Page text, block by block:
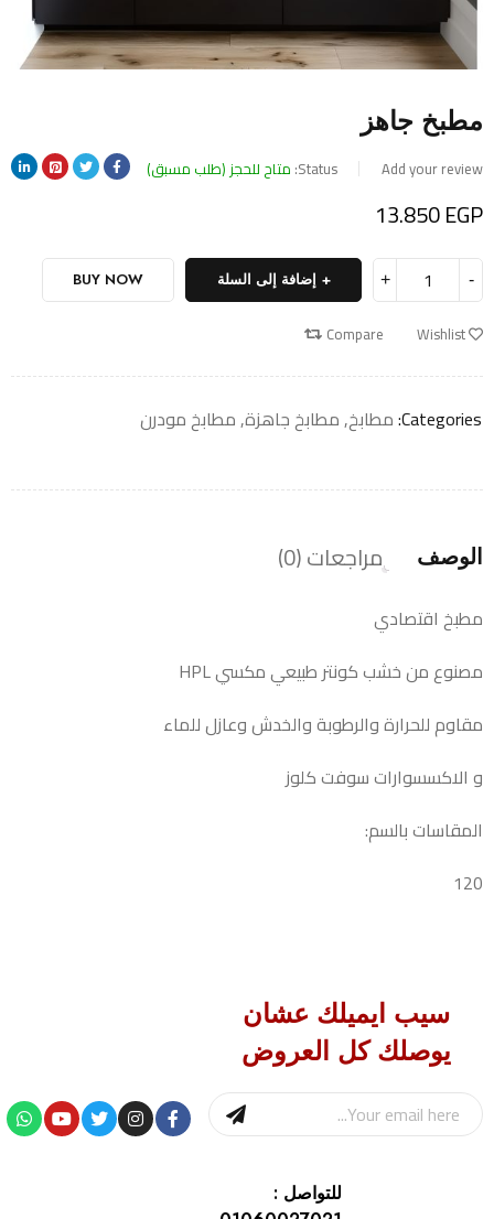
مطبخ جاهز
Add your review
Status: متاح للحجز (طلب مسبق)
13.850EGP
إضافة إلى السلة BUY NOW
Wishlist
Compare
Categories: مطابخ,مطابخ جاهزة,مطابخ مودرن
الوصف مراجعات (0)
مطبخ اقتصادي
مصنوع من خشب كونتر طبيعي مكسي HPL
مقاوم للحرارة والرطوبة والخدش وعازل للماء
و الاكسسوارات سوفت كلوز
المقاسات بالسم:
120
سيب ايميلك عشان
يوصلك كل العروض
للتواصل :